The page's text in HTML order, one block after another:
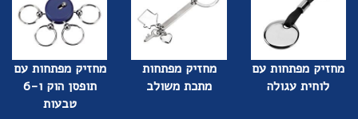
מחזיק מפתחות עם
לוחית עגולה
מחזיק מפתחות
מתכת משולב
מחזיק מפתחות עם
תופסן הוק ו-6
טבעות